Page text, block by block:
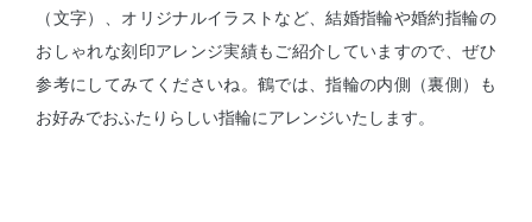
（文字）、オリジナルイラストなど、結婚指輪や婚約指輪の
おしゃれな刻印アレンジ実績もご紹介していますので、ぜひ
参考にしてみてくださいね。鶴では、指輪の内側（裏側）も
お好みでおふたりらしい指輪にアレンジいたします。